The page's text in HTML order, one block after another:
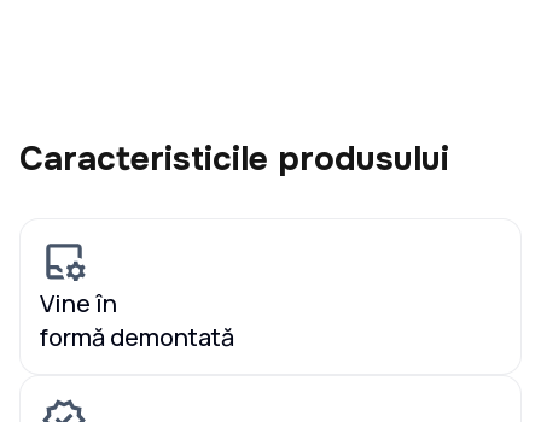
Caracteristicile produsului
Vine în
formă demontată